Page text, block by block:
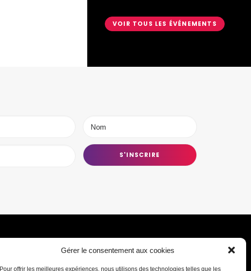
Gérer le consentement aux cookies
Pour offrir les meilleures expériences, nous utilisons des technologies telles que les
VOIR TOUS LES ÉVÉNEMENTS